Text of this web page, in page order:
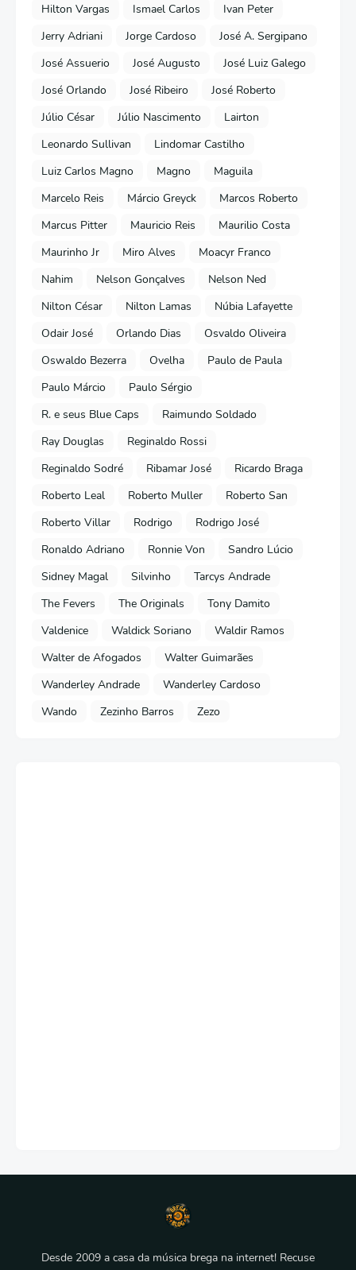
Hilton Vargas
Ismael Carlos
Ivan Peter
Jerry Adriani
Jorge Cardoso
José A. Sergipano
José Assuerio
José Augusto
José Luiz Galego
José Orlando
José Ribeiro
José Roberto
Júlio César
Júlio Nascimento
Lairton
Leonardo Sullivan
Lindomar Castilho
Luiz Carlos Magno
Magno
Maguila
Marcelo Reis
Márcio Greyck
Marcos Roberto
Marcus Pitter
Mauricio Reis
Maurilio Costa
Maurinho Jr
Miro Alves
Moacyr Franco
Nahim
Nelson Gonçalves
Nelson Ned
Nilton César
Nilton Lamas
Núbia Lafayette
Odair José
Orlando Dias
Osvaldo Oliveira
Oswaldo Bezerra
Ovelha
Paulo de Paula
Paulo Márcio
Paulo Sérgio
R. e seus Blue Caps
Raimundo Soldado
Ray Douglas
Reginaldo Rossi
Reginaldo Sodré
Ribamar José
Ricardo Braga
Roberto Leal
Roberto Muller
Roberto San
Roberto Villar
Rodrigo
Rodrigo José
Ronaldo Adriano
Ronnie Von
Sandro Lúcio
Sidney Magal
Silvinho
Tarcys Andrade
The Fevers
The Originals
Tony Damito
Valdenice
Waldick Soriano
Waldir Ramos
Walter de Afogados
Walter Guimarães
Wanderley Andrade
Wanderley Cardoso
Wando
Zezinho Barros Zezo
Desde 2009 a casa da música brega na internet! Recuse